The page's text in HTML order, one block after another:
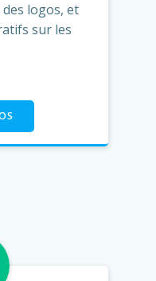
logos, et
sur les